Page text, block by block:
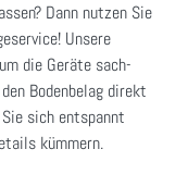
Dann nutzen Sie
Unsere
die Geräte sach-
Bodenbelag direkt
sich entspannt
kümmern.